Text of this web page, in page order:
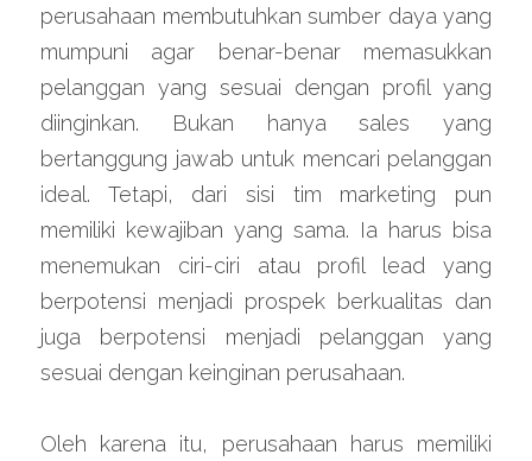
perusahaan membutuhkan sumber daya yang
mumpuni agar benar-benar memasukkan
pelanggan yang sesuai dengan profil yang
diinginkan. Bukan hanya sales yang
bertanggung jawab untuk mencari pelanggan
ideal. Tetapi, dari sisi tim marketing pun
memiliki kewajiban yang sama. Ia harus bisa
menemukan ciri-ciri atau profil lead yang
berpotensi menjadi prospek berkualitas dan
juga berpotensi menjadi pelanggan yang
sesuai dengan keinginan perusahaan.
Oleh karena itu, perusahaan harus memiliki